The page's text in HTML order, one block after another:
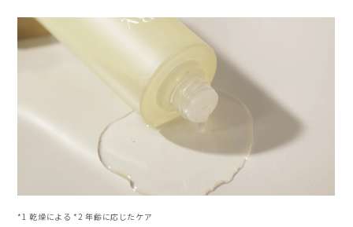
*1 乾燥による *2 年齢に応じたケア